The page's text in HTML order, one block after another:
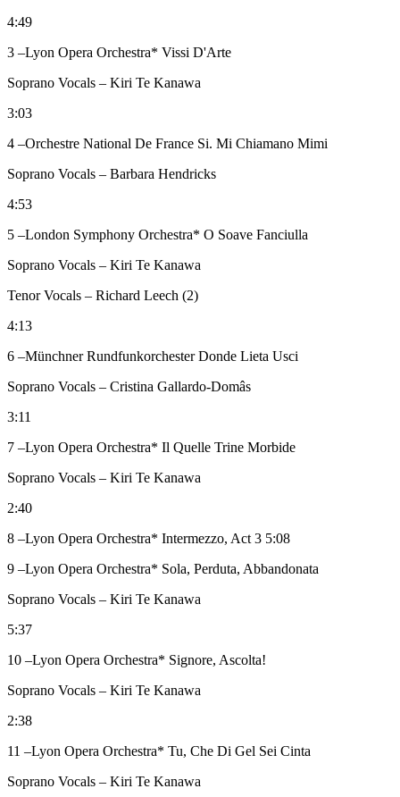
4:49
3 –Lyon Opera Orchestra* Vissi D'Arte
Soprano Vocals – Kiri Te Kanawa
3:03
4 –Orchestre National De France Si. Mi Chiamano Mimi
Soprano Vocals – Barbara Hendricks
4:53
5 –London Symphony Orchestra* O Soave Fanciulla
Soprano Vocals – Kiri Te Kanawa
Tenor Vocals – Richard Leech (2)
4:13
6 –Münchner Rundfunkorchester Donde Lieta Usci
Soprano Vocals – Cristina Gallardo-Domâs
3:11
7 –Lyon Opera Orchestra* Il Quelle Trine Morbide
Soprano Vocals – Kiri Te Kanawa
2:40
8 –Lyon Opera Orchestra* Intermezzo, Act 3 5:08
9 –Lyon Opera Orchestra* Sola, Perduta, Abbandonata
Soprano Vocals – Kiri Te Kanawa
5:37
10 –Lyon Opera Orchestra* Signore, Ascolta!
Soprano Vocals – Kiri Te Kanawa
2:38
11 –Lyon Opera Orchestra* Tu, Che Di Gel Sei Cinta
Soprano Vocals – Kiri Te Kanawa